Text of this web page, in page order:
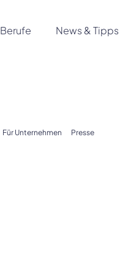
Berufe News & Tipps
Für Unternehmen Presse